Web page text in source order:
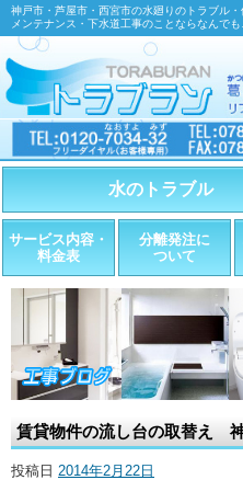
神戸市・芦屋市・西宮市の水廻りのトラブル・
メンテナンス・下水道工事のことならなんでも
水のトラブル
・トイレが詰まったら
・トイレが漏れたら
・水道管が漏れたら
・排水が詰まったら
・水栓金具の取替え
サービス内容・
料金表
分離発注に
ついて
賃貸物件の流し台の取替え
投稿日 2014年2月22日